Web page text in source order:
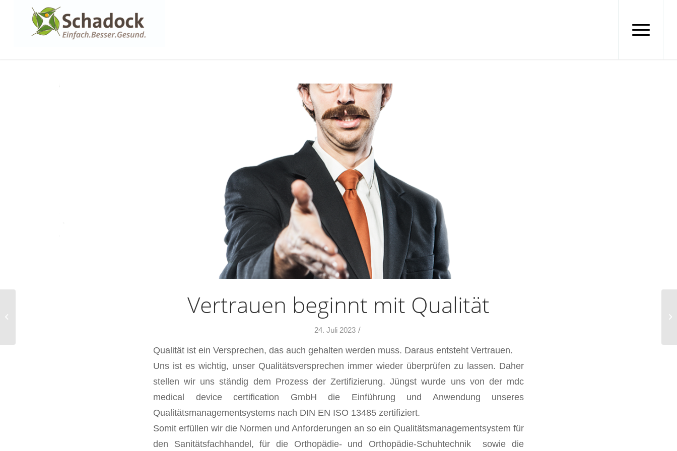
Vertrauen beginnt mit Qualität
24. Juli 2023 /
Qualität ist ein Versprechen, das auch gehalten werden muss. Daraus entsteht Vertrauen.
Uns ist es wichtig, unser Qualitätsversprechen immer wieder überprüfen zu lassen. Daher
stellen wir uns ständig dem Prozess der Zertifizierung. Jüngst wurde uns von der mdc
medical device certification GmbH die Einführung und Anwendung unseres
Qualitätsmanagementsystems nach DIN EN ISO 13485 zertifiziert.
Somit erfüllen wir die Normen und Anforderungen an so ein Qualitätsmanagementsystem für
den Sanitätsfachhandel, für die Orthopädie- und Orthopädie-Schuhtechnik sowie die